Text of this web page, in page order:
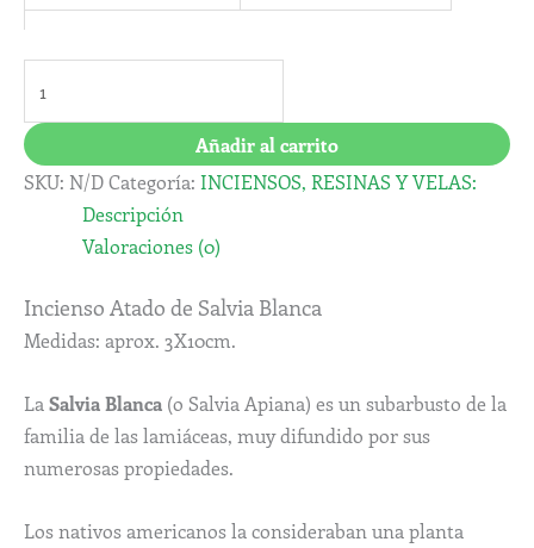
Añadir al carrito
SKU: N/DCategoría: INCIENSOS, RESINAS Y VELAS:
Descripción
Valoraciones (0)
Incienso Atado de Salvia Blanca
Medidas: aprox. 3X10cm.
La Salvia Blanca (o Salvia Apiana) es un subarbusto de la
familia de las lamiáceas, muy difundido por sus
numerosas propiedades.
Los nativos americanos la consideraban una planta